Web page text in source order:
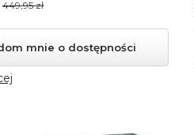
449,95 zł
mnie o dostępności